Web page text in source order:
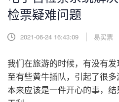
检票疑难问题
2021-06-24 16:43:09 易买票
我们在旅游的时候，有没有
至有些黄牛插队，引起了很
本来应该是一件开心的事，